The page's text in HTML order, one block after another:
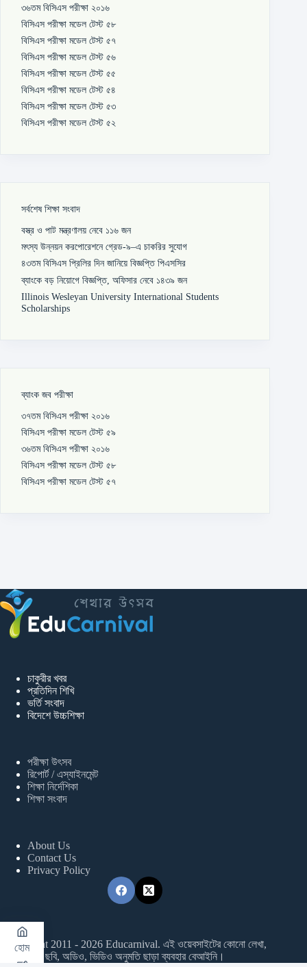
৩৬তম বিসিএস পরীক্ষা ২০১৬
বিসিএস পরীক্ষা মডেল টেস্ট ৫৮
বিসিএস পরীক্ষা মডেল টেস্ট ৫৭
বিসিএস পরীক্ষা মডেল টেস্ট ৫৬
বিসিএস পরীক্ষা মডেল টেস্ট ৫৫
বিসিএস পরীক্ষা মডেল টেস্ট ৫৪
বিসিএস পরীক্ষা মডেল টেস্ট ৫৩
বিসিএস পরীক্ষা মডেল টেস্ট ৫২
সর্বশেষ শিক্ষা সংবাদ
বস্ত্র ও পাট মন্ত্রণালয় নেবে ১১৬ জন
মৎস্য উন্নয়ন করপোরেশনে গ্রেড-৯–এ চাকরির সুযোগ
৪৩তম বিসিএস প্রিলির দিন জানিয়ে বিজ্ঞপ্তি পিএসসির
ব্যাংকে বড় নিয়োগে বিজ্ঞপ্তি, অফিসার নেবে ১৪৩৯ জন
Illinois Wesleyan University International Students
Scholarships
ব্যাংক জব পরীক্ষা
৩৭তম বিসিএস পরীক্ষা ২০১৬
বিসিএস পরীক্ষা মডেল টেস্ট ৫৯
৩৬তম বিসিএস পরীক্ষা ২০১৬
বিসিএস পরীক্ষা মডেল টেস্ট ৫৮
বিসিএস পরীক্ষা মডেল টেস্ট ৫৭
চাকুরীর খবর
প্রতিদিন শিখি
ভর্তি সংবাদ
বিদেশে উচ্চশিক্ষা
পরীক্ষা উৎসব
রিপোর্ট / এস্যাইনমেন্ট
শিক্ষা নির্দেশিকা
শিক্ষা সংবাদ
About Us
Contact Us
Privacy Policy
Copyright 2011 - 2026 Educarnival. এই ওয়েবসাইটের কোনো লেখা,
ছবি, অডিও, ভিডিও অনুমতি ছাড়া ব্যবহার বেআইনি।
হোম